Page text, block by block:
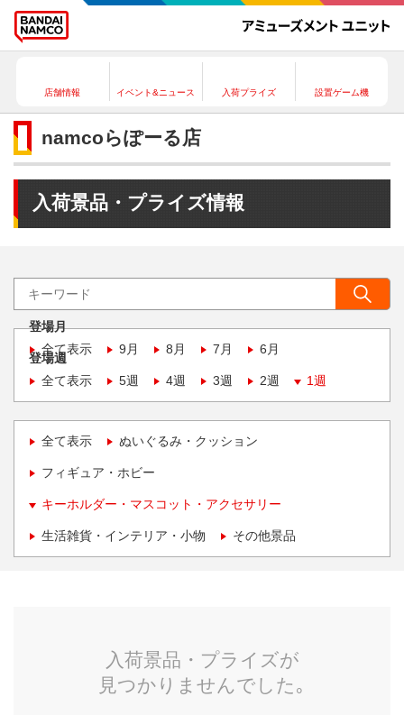
店舗情報 イベント&ニュース 入荷プライズ 設置ゲーム機
namcoらぽーる店
入荷景品・プライズ情報
登場月
全て表示
9月 8月 7月 6月
登場週
全て表示
5週 4週 3週 2週 1週
全て表示 ぬいぐるみ・クッション
フィギュア・ホビー
キーホルダー・マスコット・アクセサリー
生活雑貨・インテリア・小物 その他景品